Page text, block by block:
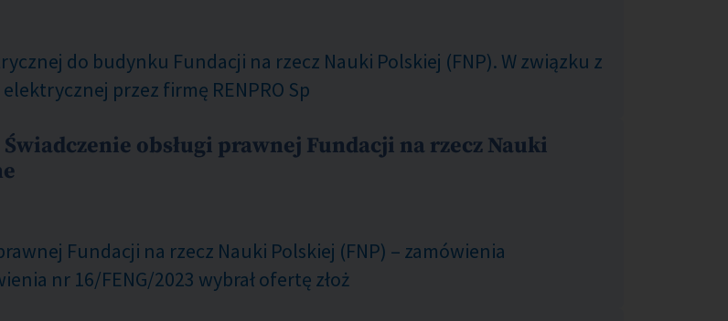
do budynku Fundacji na rzecz Nauki Polskiej (FNP). W związku z
przez firmę RENPRO Sp
obsługi prawnej Fundacji na rzecz Nauki
Fundacji na rzecz Nauki Polskiej (FNP) – zamówienia
nr 16/FENG/2023 wybrał ofertę złoż